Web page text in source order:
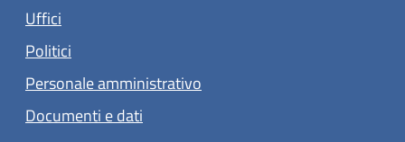
Uffici
Politici
Personale amministrativo
Documenti e dati